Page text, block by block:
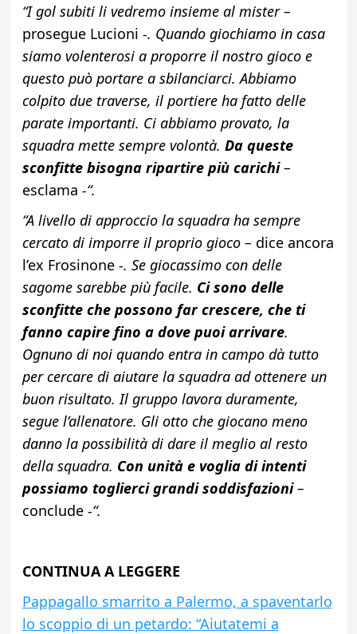
“I gol subiti li vedremo insieme al mister –
prosegue Lucioni -. Quando giochiamo in casa
siamo volenterosi a proporre il nostro gioco e
questo può portare a sbilanciarci. Abbiamo
colpito due traverse, il portiere ha fatto delle
parate importanti. Ci abbiamo provato, la
squadra mette sempre volontà. Da queste
sconfitte bisogna ripartire più carichi–
esclama -“.
“A livello di approccio la squadra ha sempre
cercato di imporre il proprio gioco – dice ancora
l’ex Frosinone -. Se giocassimo con delle
sagome sarebbe più facile. Ci sono delle
sconfitte che possono far crescere, che ti
fanno capire fino a dove puoi arrivare.
Ognuno di noi quando entra in campo dà tutto
per cercare di aiutare la squadra ad ottenere un
buon risultato. Il gruppo lavora duramente,
segue l’allenatore. Gli otto che giocano meno
danno la possibilità di dare il meglio al resto
della squadra. Con unità e voglia di intenti
possiamo toglierci grandi soddisfazioni–
conclude-“.
CONTINUA A LEGGERE
Pappagallo smarrito a Palermo, a spaventarlo
lo scoppio di un petardo: “Aiutatemi a